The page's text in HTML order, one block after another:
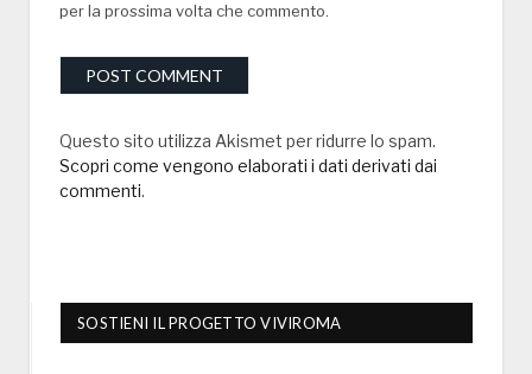
per la prossima volta che commento.
Questo sito utilizza Akismet per ridurre lo spam.
Scopri come vengono elaborati i dati derivati dai
commenti.
SOSTIENI IL PROGETTO VIVIROMA